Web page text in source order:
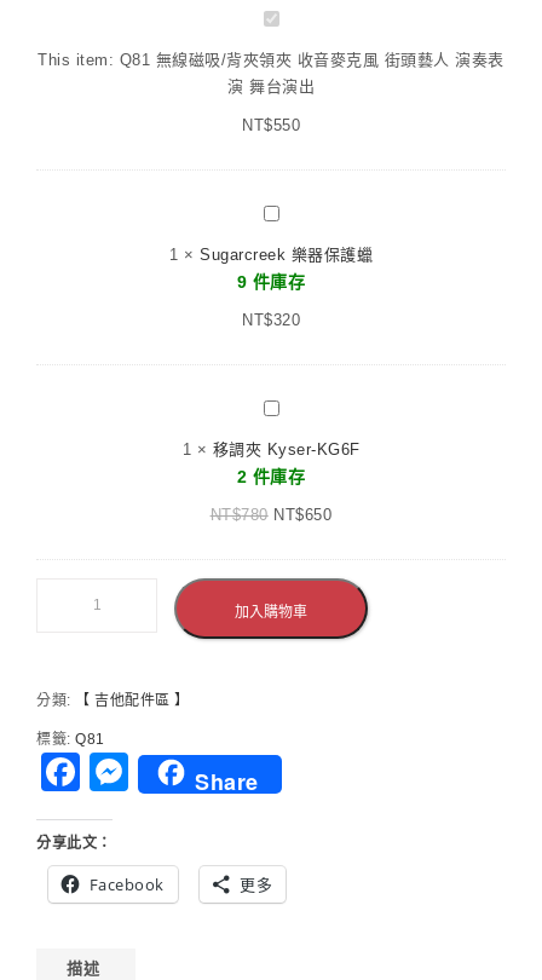
Q81
線
磁
吸/
領
收
音
麥
風
頭
藝
人
奏
演
舞
This item: Q81 無線磁吸/背夾領夾 收音麥克風 街頭藝人 演奏表
演 舞台演出
NT$550
Sugarcreek
器
保
護
1 × Sugarcreek 樂器保護蠟
9 件庫存
NT$320
移
夾
Kyser-
KG6F
1 × 移調夾 Kyser-KG6F
2 件庫存
NT$780 NT$650
加入購物車
分類: 【 吉他配件區 】
標籤: Q81
Facebook
Messenger
Share
分享此文：
Facebook 更多
描述